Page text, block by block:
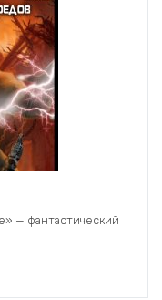
— фантастический